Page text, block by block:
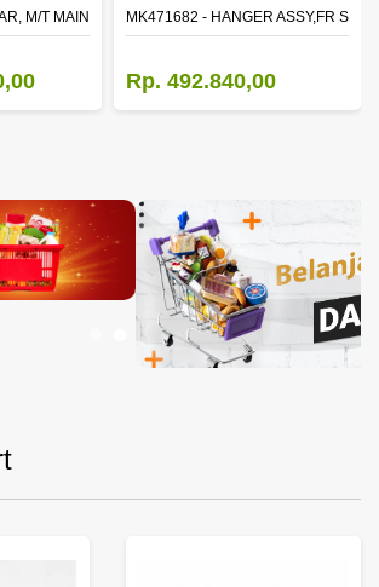
M/T MAIN SHAFT REVERSEMK471682 - HANGER ASSY,FR
Rp. 492.840,00